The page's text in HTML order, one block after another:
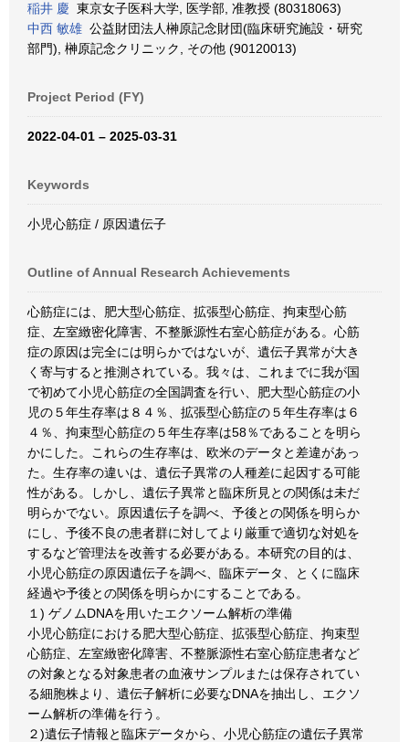
稲井 慶 東京女子医科大学, 医学部, 准教授 (80318063)
中西 敏雄 公益財団法人榊原記念財団(臨床研究施設・研究
部門), 榊原記念クリニック, その他 (90120013)
Project Period (FY)
2022-04-01 – 2025-03-31
Keywords
小児心筋症 / 原因遺伝子
Outline of Annual Research Achievements
心筋症には、肥大型心筋症、拡張型心筋症、拘束型心筋
症、左室緻密化障害、不整脈源性右室心筋症がある。心筋
症の原因は完全には明らかではないが、遺伝子異常が大き
く寄与すると推測されている。我々は、これまでに我が国
で初めて小児心筋症の全国調査を行い、肥大型心筋症の小
児の５年生存率は８４％、拡張型心筋症の５年生存率は６
４％、拘束型心筋症の５年生存率は58％であることを明ら
かにした。これらの生存率は、欧米のデータと差違があっ
た。生存率の違いは、遺伝子異常の人種差に起因する可能
性がある。しかし、遺伝子異常と臨床所見との関係は未だ
明らかでない。原因遺伝子を調べ、予後との関係を明らか
にし、予後不良の患者群に対してより厳重で適切な対処を
するなど管理法を改善する必要がある。本研究の目的は、
小児心筋症の原因遺伝子を調べ、臨床データ、とくに臨床
経過や予後との関係を明らかにすることである。
１) ゲノムDNAを用いたエクソーム解析の準備
小児心筋症における肥大型心筋症、拡張型心筋症、拘束型
心筋症、左室緻密化障害、不整脈源性右室心筋症患者など
の対象となる対象患者の血液サンプルまたは保存されてい
る細胞株より、遺伝子解析に必要なDNAを抽出し、エクソ
ーム解析の準備を行う。
２)遺伝子情報と臨床データから、小児心筋症の遺伝子異常